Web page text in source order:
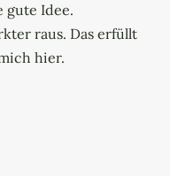
gute Idee.
raus. Das erfüllt
hier.